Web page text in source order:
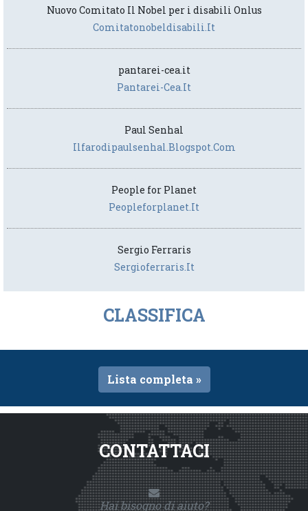
Nuovo Comitato Il Nobel per i disabili Onlus
Comitatonobeldisabili.it
pantarei-cea.it
Pantarei-Cea.it
Paul Senhal
Ilfarodipaulsenhal.blogspot.com
People for Planet
Peopleforplanet.it
Sergio Ferraris
Sergioferraris.it
CLASSIFICA
Lista completa »
CONTATTACI
Hai bisogno di aiuto?